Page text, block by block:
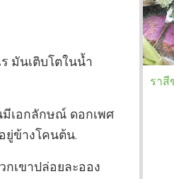
มันเติบโตในน้ำ
เอกลักษณ์ ดอกเพศ
ยู่ข้างโคนต้น.
เขาปล่อยละออง
ราสี